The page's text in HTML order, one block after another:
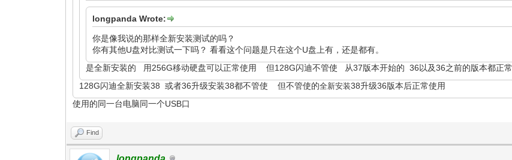
longpanda Wrote:
你是像我说的那样全新安装测试的吗？
你有其他U盘对比测试一下吗？ 看看这个问题是只在这个U盘上有，还是都有。
是全新安装的 用256G移动硬盘可以正常使用 但128G闪迪不管使 从37版本开始的 36以及36之前的版本都正常
128G闪迪全新安装38 或者36升级安装38都不管使 但不管使的全新安装38升级36版本后正常使用
使用的同一台电脑同一个USB口
Find